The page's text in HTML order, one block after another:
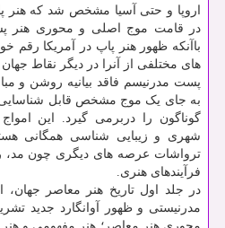
اروپا و حتی آسیا مشخص شد که هنر
در قامت موج اصلی و محوری هنر
باآنکه ظهور هنر پاپ در آمریکا رقم
های مختلفی از آنرا در دیگر نقاط
پست مدرنیسم فاقد بیانیه روشن و
به جای یک موج مشخص قابل شناسایی،
گوناگون را دربرمی گیرد. این
شهری و زیبایی شناسی همگانی
ترواشات عرصه های دیگری چون مد،
فرآیندهای هنری.
در جلد اول تاریخ هنر معاصر جهان،
مدرنیستی و ظهور آوانگارد جدید